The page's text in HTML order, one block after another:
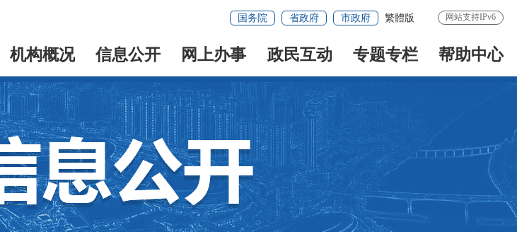
国务院 省政府 市政府 繁體版 网站支持IPv6
机构概况 信息公开 网上办事 政民互动 专题专栏 帮助中心